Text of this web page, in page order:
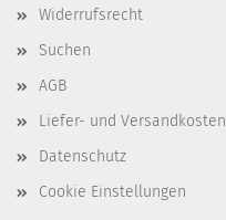
Widerrufsrecht
Suchen
AGB
Liefer- und Versandkosten
Datenschutz
Cookie Einstellungen